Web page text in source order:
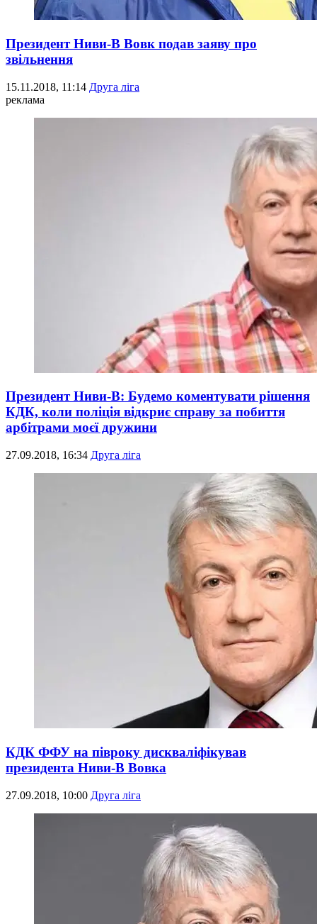
Президент Ниви-В Вовк подав заяву про
звільнення
15.11.2018, 11:14 Друга ліга
реклама
Президент Ниви-В: Будемо коментувати рішення
КДК, коли поліція відкриє справу за побиття
арбітрами моєї дружини
27.09.2018, 16:34 Друга ліга
КДК ФФУ на півроку дискваліфікував
президента Ниви-В Вовка
27.09.2018, 10:00 Друга ліга